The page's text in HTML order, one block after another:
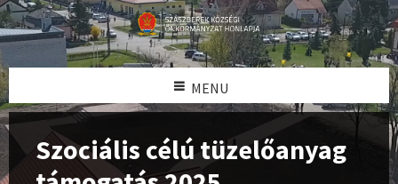
MENU
Szociális célú tüzelőanyag